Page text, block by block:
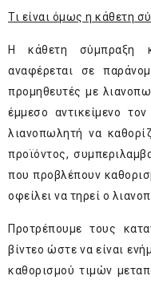
Τι είναι όμως η κάθετη
Η κάθετη σύμπραξη
αναφέρεται σε
προμηθευτές με
έμμεσο αντικείμενο
λιανοπωλητή να
προϊόντος,
που προβλέπουν
οφείλει να τηρεί ο
Προτρέπουμε τους
βίντεο ώστε να είναι
καθορισμού τιμών